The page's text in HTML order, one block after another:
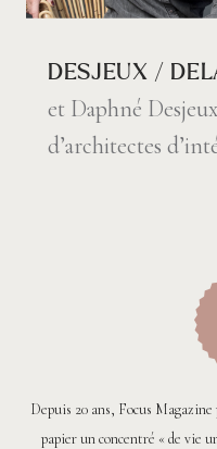
DESJEUX /
et Daphné
d’architectes
Depuis 20 ans, Focus
papier un concentré « de vie